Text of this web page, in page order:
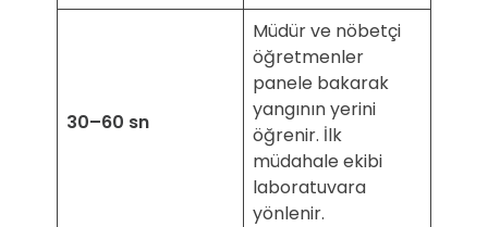
30–60 sn
Müdür ve nöbetçi
öğretmenler
panele bakarak
yangının yerini
öğrenir. İlk
müdahale ekibi
laboratuvara
yönlenir.